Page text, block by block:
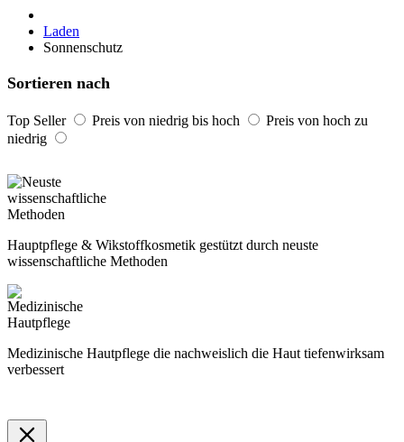
Laden
Sonnenschutz
Sortieren nach
Top Seller Preis von niedrig bis hoch
Preis von hoch zu
niedrig
Hauptpflege & Wikstoffkosmetik gestützt durch neuste
wissenschaftliche Methoden
Medizinische Hautpflege die nachweislich die Haut tiefenwirksam
verbessert